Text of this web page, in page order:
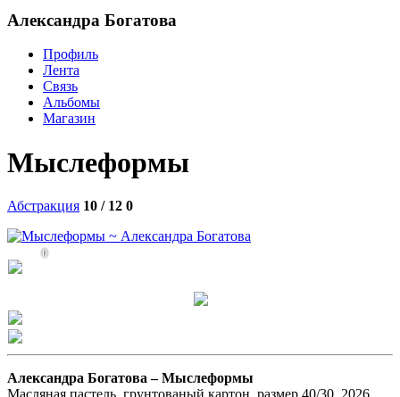
Александра Богатова
Профиль
Лента
Связь
Альбомы
Магазин
Мыслеформы
Абстракция 10 / 12 0
0
Александра Богатова –Мыслеформы